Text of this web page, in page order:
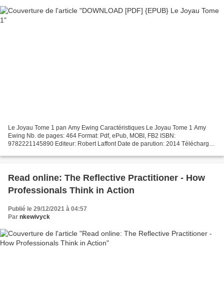
Le Joyau Tome 1 pan Amy Ewing Caractéristiques Le Joyau Tome 1 Amy
Ewing Nb. de pages: 464 Format: Pdf, ePub, MOBI, FB2 ISBN:
9782221145890 Editeur: Robert Laffont Date de parution: 2014 Télécharger
Read online: The Reflective Practitioner - How
Professionals Think in Action
Publié le 29/12/2021 à 04:57
Par nkewivyck